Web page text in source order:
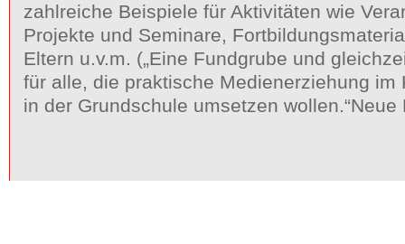
zahlreiche Beispiele für Aktivitäten wie
Projekte und Seminare,
Eltern u.v.m. („Eine Fundgrube und
für alle, die praktische Medienerziehung im
in der Grundschule umsetzen